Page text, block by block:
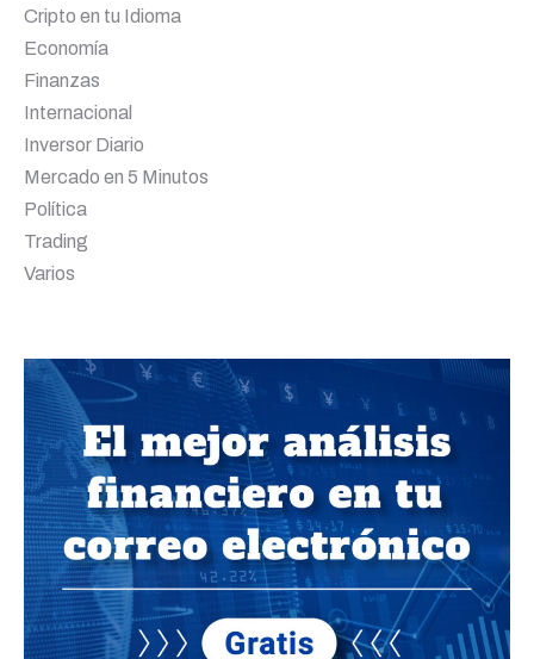
Cripto en tu Idioma
Economía
Finanzas
Internacional
Inversor Diario
Mercado en 5 Minutos
Política
Trading
Varios